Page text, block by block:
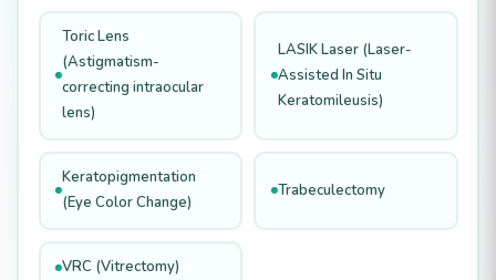
Toric Lens
(Astigmatism-
correcting intraocular
lens)
LASIK Laser (Laser-
Assisted In Situ
Keratomileusis)
Keratopigmentation
(Eye Color Change)
Trabeculectomy
VRC (Vitrectomy)